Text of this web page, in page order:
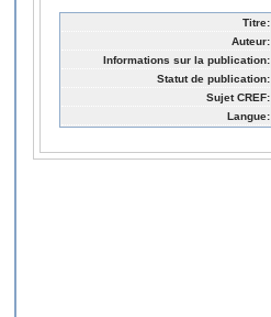
Titre:
Auteur:
Informations sur la publication:
Statut de publication:
Sujet CREF:
Langue: